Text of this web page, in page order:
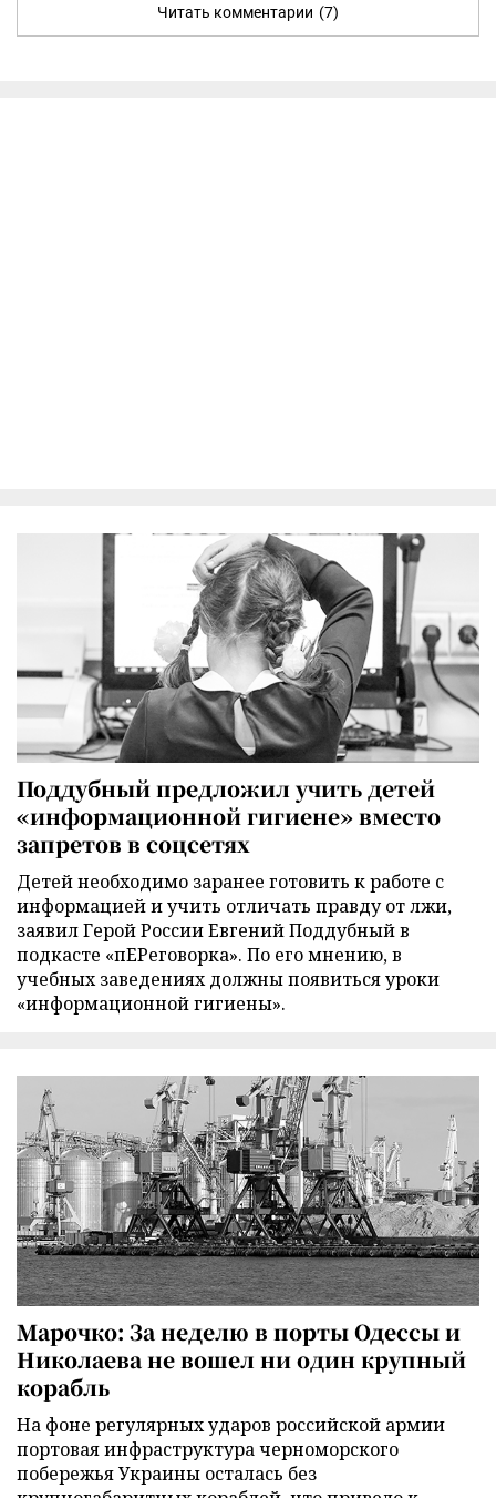
Читать комментарии (7)
Поддубный предложил учить детей
«информационной гигиене» вместо
запретов в соцсетях
Детей необходимо заранее готовить к работе с
информацией и учить отличать правду от лжи,
заявил Герой России Евгений Поддубный в
подкасте «пЕРеговорка». По его мнению, в
учебных заведениях должны появиться уроки
«информационной гигиены».
Марочко: За неделю в порты Одессы и
Николаева не вошел ни один крупный
корабль
На фоне регулярных ударов российской армии
портовая инфраструктура черноморского
побережья Украины осталась без